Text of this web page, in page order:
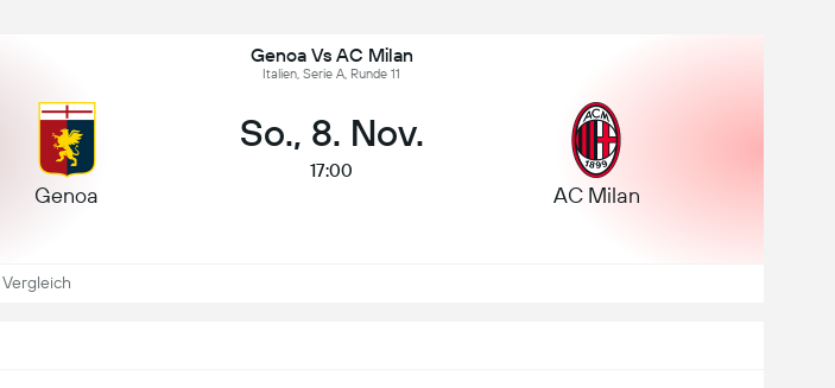
Genoa Vs AC Milan
Italien, Serie A, Runde 11
Genoa
So., 8. Nov.
17:00
AC Milan
Vergleich